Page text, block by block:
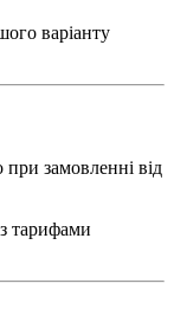
варіанту
замовленні від
тарифами